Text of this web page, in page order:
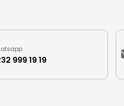
999 19 19